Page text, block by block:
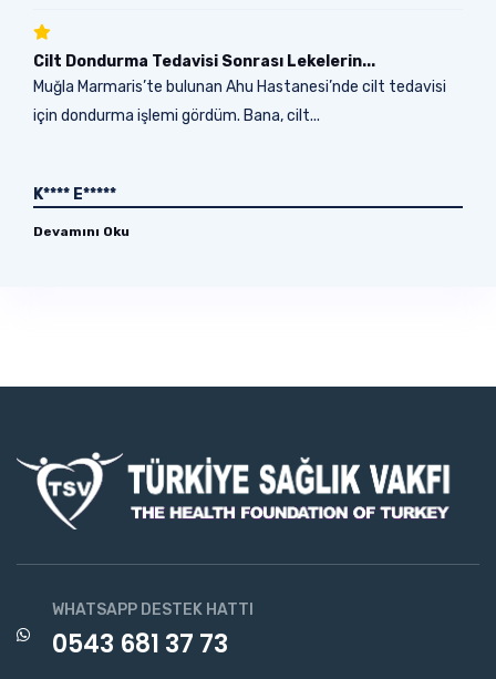
Cilt Dondurma Tedavisi Sonrası Lekelerin...
Muğla Marmaris’te bulunan Ahu Hastanesi’nde cilt tedavisi
için dondurma işlemi gördüm. Bana, cilt...
K**** E*****
Devamını Oku
WHATSAPP DESTEK HATTI
0543 681 37 73